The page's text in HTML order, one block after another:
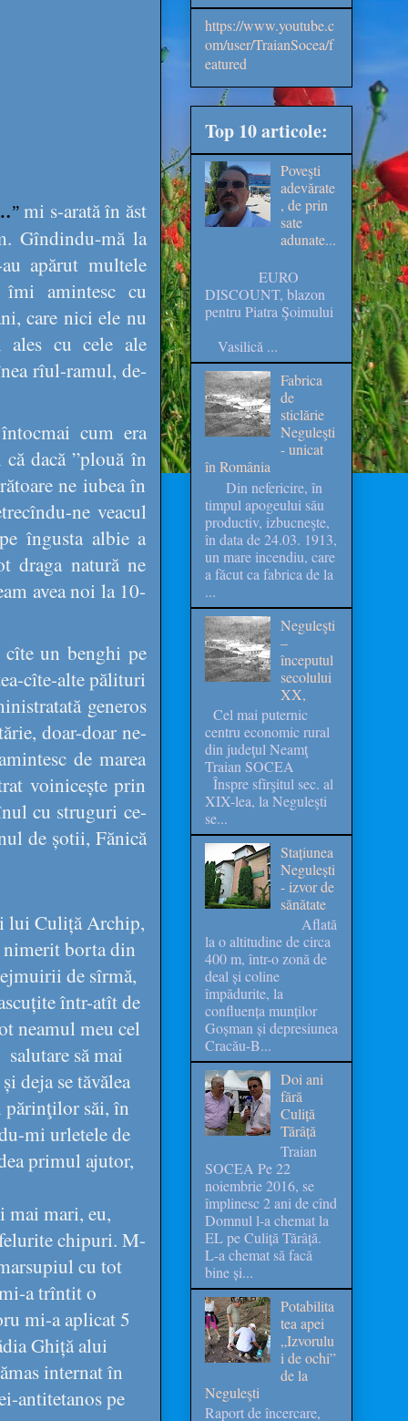
” mi s-arată în ăst
Gîndindu-mă la
apărut multele
amintesc cu
care nici ele nu
ales cu cele ale
rîul-ramul, de-
cum era
dacă ”plouă în
ne iubea în
ne veacul
îngusta albie a
draga natură ne
avea noi la 10-
un benghi pe
cîte-alte pălituri
generos
doar-doar ne-
de marea
voinicește prin
cu struguri ce-
de șotii, Fănică
lui Culiță Archip,
nimerit borta din
de sîrmă,
într-atît de
neamul meu cel
salutare să mai
deja se tăvălea
părinţilor săi, în
mi urletele de
primul ajutor,
mai mari, eu,
chipuri. M-
cu tot
a trîntit o
mi-a aplicat 5
Ghiță alui
internat în
antitetanos pe
https://www.youtube.c
om/user/TraianSocea/f
eatured
Top 10 articole:
Poveşti
adevărate
, de prin
sate
adunate...
EURO
DISCOUNT, blazon
pentru Piatra Şoimului
Vasilică ...
Fabrica
de
sticlărie
Neguleşti
- unicat
în România
Din nefericire, în
timpul apogeului său
productiv, izbucneşte,
în data de 24.03. 1913,
un mare incendiu, care
a făcut ca fabrica de la
...
Neguleşti
–
începutul
secolului
XX,
Cel mai puternic
centru economic rural
din judeţul Neamţ
Traian SOCEA
Înspre sfîrşitul sec. al
XIX-lea, la Neguleşti
se...
Stațiunea
Negulești
- izvor de
sănătate
Aflată
la o altitudine de circa
400 m, într-o zonă de
deal și coline
împădurite, la
confluența munților
Goșman și depresiunea
Cracău-B...
Doi ani
fără
Culiță
Tărâță
Traian
SOCEA Pe 22
noiembrie 2016, se
împlinesc 2 ani de cînd
Domnul l-a chemat la
EL pe Culiță Tărâță.
L-a chemat să facă
bine și...
Potabilita
tea apei
„Izvorulu
i de ochi”
de la
Neguleşti
Raport de încercare,